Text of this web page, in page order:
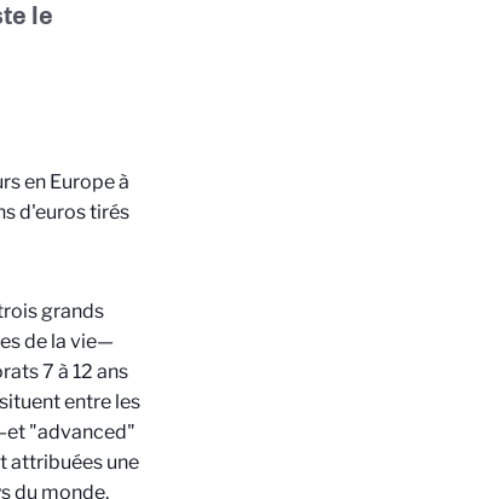
le
en Europe à
d'euros tirés
grands
de la vie—
7 à 12 ans
entre les
"advanced"
attribuées une
du monde,